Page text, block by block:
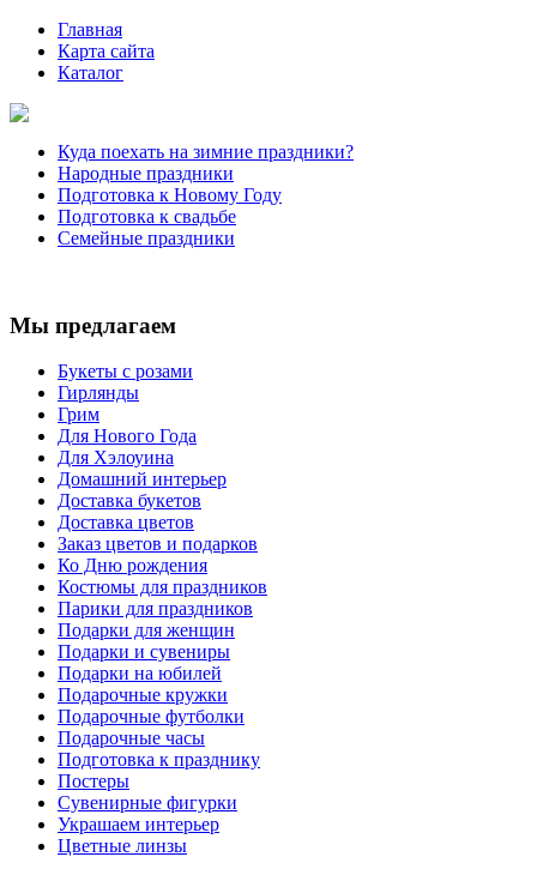
Главная
Карта сайта
Каталог
Куда поехать на зимние праздники?
Народные праздники
Подготовка к Новому Году
Подготовка к свадьбе
Семейные праздники
Мы предлагаем
Букеты с розами
Гирлянды
Грим
Для Нового Года
Для Хэлоуина
Домашний интерьер
Доставка букетов
Доставка цветов
Заказ цветов и подарков
Ко Дню рождения
Костюмы для праздников
Парики для праздников
Подарки для женщин
Подарки и сувениры
Подарки на юбилей
Подарочные кружки
Подарочные футболки
Подарочные часы
Подготовка к празднику
Постеры
Сувенирные фигурки
Украшаем интерьер
Цветные линзы